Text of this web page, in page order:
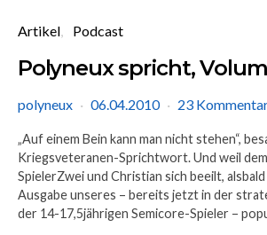
Artikel Podcast
Polyneux spricht,
polyneux 06.04.2010 23
„Auf einem Bein kann man nicht stehen“,
Kriegsveteranen-Sprichtwort. Und weil
SpielerZwei und Christian sich beeilt,
Ausgabe unseres – bereits jetzt in der
der 14-17,5jährigen Semicore-Spieler –